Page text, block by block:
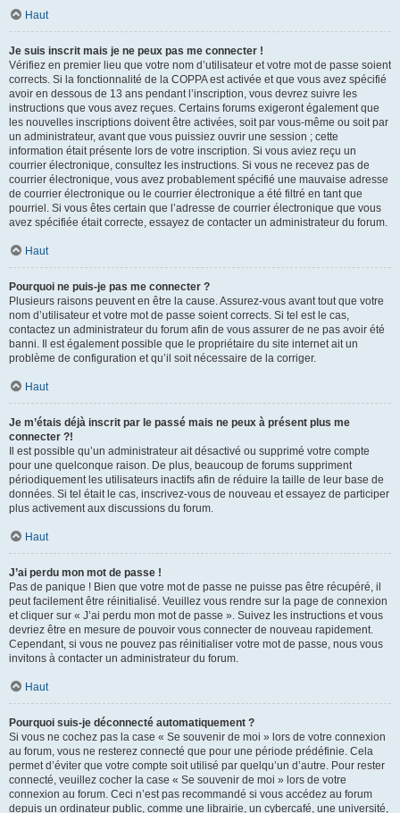
Haut
Je suis inscrit mais je ne peux pas me connecter !
Vérifiez en premier lieu que votre nom d’utilisateur et votre mot de passe soient
corrects. Si la fonctionnalité de la COPPA est activée et que vous avez spécifié
avoir en dessous de 13 ans pendant l’inscription, vous devrez suivre les
instructions que vous avez reçues. Certains forums exigeront également que
les nouvelles inscriptions doivent être activées, soit par vous-même ou soit par
un administrateur, avant que vous puissiez ouvrir une session ; cette
information était présente lors de votre inscription. Si vous aviez reçu un
courrier électronique, consultez les instructions. Si vous ne recevez pas de
courrier électronique, vous avez probablement spécifié une mauvaise adresse
de courrier électronique ou le courrier électronique a été filtré en tant que
pourriel. Si vous êtes certain que l’adresse de courrier électronique que vous
avez spécifiée était correcte, essayez de contacter un administrateur du forum.
Haut
Pourquoi ne puis-je pas me connecter ?
Plusieurs raisons peuvent en être la cause. Assurez-vous avant tout que votre
nom d’utilisateur et votre mot de passe soient corrects. Si tel est le cas,
contactez un administrateur du forum afin de vous assurer de ne pas avoir été
banni. Il est également possible que le propriétaire du site internet ait un
problème de configuration et qu’il soit nécessaire de la corriger.
Haut
Je m’étais déjà inscrit par le passé mais ne peux à présent plus me
connecter ?!
Il est possible qu’un administrateur ait désactivé ou supprimé votre compte
pour une quelconque raison. De plus, beaucoup de forums suppriment
périodiquement les utilisateurs inactifs afin de réduire la taille de leur base de
données. Si tel était le cas, inscrivez-vous de nouveau et essayez de participer
plus activement aux discussions du forum.
Haut
J’ai perdu mon mot de passe !
Pas de panique ! Bien que votre mot de passe ne puisse pas être récupéré, il
peut facilement être réinitialisé. Veuillez vous rendre sur la page de connexion
et cliquer sur « J’ai perdu mon mot de passe ». Suivez les instructions et vous
devriez être en mesure de pouvoir vous connecter de nouveau rapidement.
Cependant, si vous ne pouvez pas réinitialiser votre mot de passe, nous vous
invitons à contacter un administrateur du forum.
Haut
Pourquoi suis-je déconnecté automatiquement ?
Si vous ne cochez pas la case « Se souvenir de moi » lors de votre connexion
au forum, vous ne resterez connecté que pour une période prédéfinie. Cela
permet d’éviter que votre compte soit utilisé par quelqu’un d’autre. Pour rester
connecté, veuillez cocher la case « Se souvenir de moi » lors de votre
connexion au forum. Ceci n’est pas recommandé si vous accédez au forum
depuis un ordinateur public, comme une librairie, un cybercafé, une université,